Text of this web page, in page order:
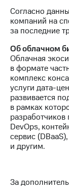
Согласно
компаний на
за последние
Об облачном
Облачная
в формате
комплекс
услуги дата-
развивается
в рамках
DevOps,
сервис
и другим.
За